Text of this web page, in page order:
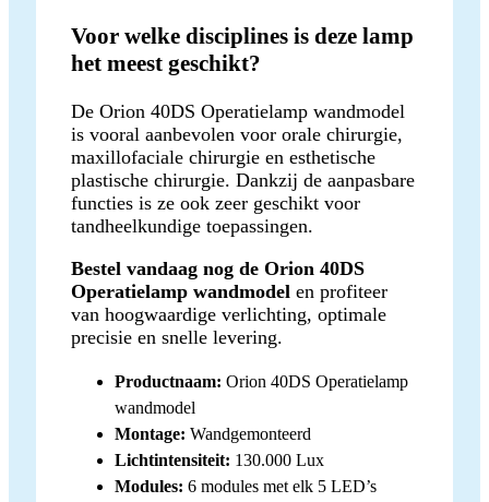
Voor welke disciplines is deze lamp
het meest geschikt?
De Orion 40DS Operatielamp wandmodel
is vooral aanbevolen voor orale chirurgie,
maxillofaciale chirurgie en esthetische
plastische chirurgie. Dankzij de aanpasbare
functies is ze ook zeer geschikt voor
tandheelkundige toepassingen.
Bestel vandaag nog de Orion 40DS
Operatielamp wandmodel en profiteer
van hoogwaardige verlichting, optimale
precisie en snelle levering.
Productnaam: Orion 40DS Operatielamp
wandmodel
Montage: Wandgemonteerd
Lichtintensiteit: 130.000 Lux
Modules: 6 modules met elk 5 LED’s